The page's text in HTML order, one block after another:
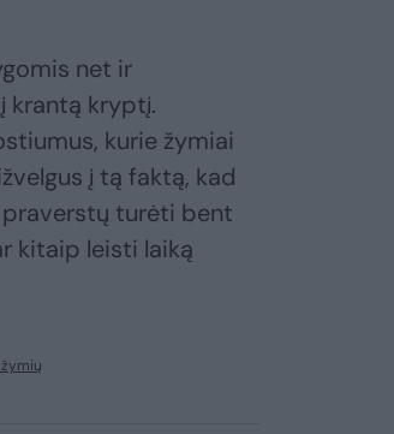
net ir
krantą kryptį.
kurie žymiai
į tą faktą, kad
turėti bent
kitaip leisti laiką